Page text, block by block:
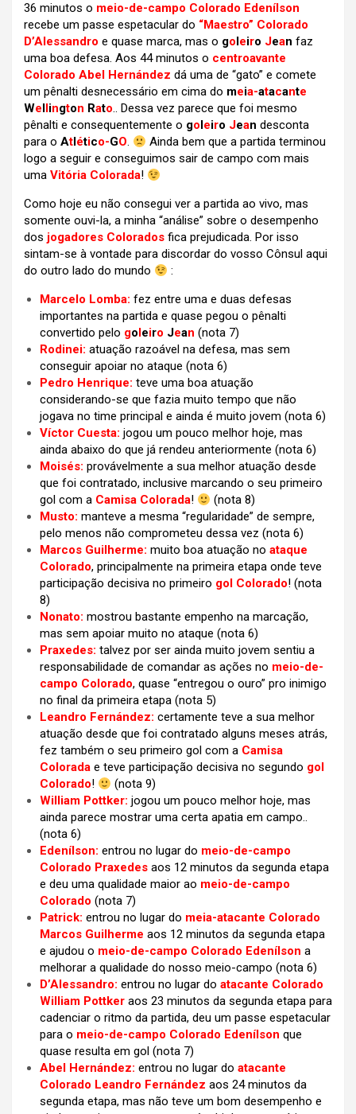
36 minutos o meio-de-campo Colorado Edenílson
recebe um passe espetacular do “Maestro” Colorado
D’Alessandro e quase marca, mas o goleiro Jean faz
uma boa defesa. Aos 44 minutos o centroavante
Colorado Abel Hernández dá uma de “gato” e comete
um pênalti desnecessário em cima do meia-atacante
Wellington Rato.. Dessa vez parece que foi mesmo
pênalti e consequentemente o goleiro Jean desconta
para o Atlético-GO.
Ainda bem que a partida terminou
logo a seguir e conseguimos sair de campo com mais
uma Vitória Colorada!
Como hoje eu não consegui ver a partida ao vivo, mas
somente ouvi-la, a minha “análise” sobre o desempenho
dos jogadores Colorados fica prejudicada. Por isso
sintam-se à vontade para discordar do vosso Cônsul aqui
do outro lado do mundo
:
Marcelo Lomba: fez entre uma e duas defesas
importantes na partida e quase pegou o pênalti
convertido pelo goleiro Jean (nota 7)
Rodinei: atuação razoável na defesa, mas sem
conseguir apoiar no ataque (nota 6)
Pedro Henrique: teve uma boa atuação
considerando-se que fazia muito tempo que não
jogava no time principal e ainda é muito jovem (nota 6)
Víctor Cuesta: jogou um pouco melhor hoje, mas
ainda abaixo do que já rendeu anteriormente (nota 6)
Moisés: provávelmente a sua melhor atuação desde
que foi contratado, inclusive marcando o seu primeiro
gol com a Camisa Colorada!
(nota 8)
Musto: manteve a mesma “regularidade” de sempre,
pelo menos não comprometeu dessa vez (nota 6)
Marcos Guilherme: muito boa atuação no ataque
Colorado, principalmente na primeira etapa onde teve
participação decisiva no primeiro gol Colorado! (nota
8)
Nonato: mostrou bastante empenho na marcação,
mas sem apoiar muito no ataque (nota 6)
Praxedes: talvez por ser ainda muito jovem sentiu a
responsabilidade de comandar as ações no meio-de-
campo Colorado, quase “entregou o ouro” pro inimigo
no final da primeira etapa (nota 5)
Leandro Fernández: certamente teve a sua melhor
atuação desde que foi contratado alguns meses atrás,
fez também o seu primeiro gol com a Camisa
Colorada e teve participação decisiva no segundo gol
Colorado!
(nota 9)
William Pottker: jogou um pouco melhor hoje, mas
ainda parece mostrar uma certa apatia em campo..
(nota 6)
Edenílson: entrou no lugar do meio-de-campo
Colorado Praxedes aos 12 minutos da segunda etapa
e deu uma qualidade maior ao meio-de-campo
Colorado (nota 7)
Patrick: entrou no lugar do meia-atacante Colorado
Marcos Guilherme aos 12 minutos da segunda etapa
e ajudou o meio-de-campo Colorado Edenílson a
melhorar a qualidade do nosso meio-campo (nota 6)
D’Alessandro: entrou no lugar do atacante Colorado
William Pottker aos 23 minutos da segunda etapa para
cadenciar o ritmo da partida, deu um passe espetacular
para o meio-de-campo Colorado Edenílson que
quase resulta em gol (nota 7)
Abel Hernández: entrou no lugar do atacante
Colorado Leandro Fernández aos 24 minutos da
segunda etapa, mas não teve um bom desempenho e